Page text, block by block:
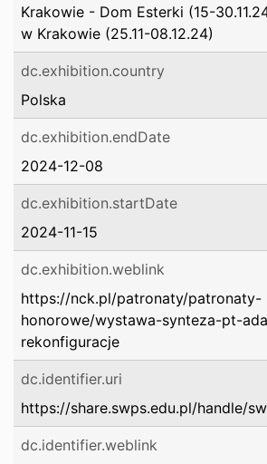
Krakowie - Dom Esterki (15-
w Krakowie (25.11-08.12.24)
dc.exhibition.country
Polska
dc.exhibition.endDate
2024-12-08
dc.exhibition.startDate
2024-11-15
dc.exhibition.weblink
https://nck.pl/patronaty/patronaty-
honorowe/wystawa-synteza-pt-
rekonfiguracje
dc.identifier.uri
https://share.swps.edu.pl/handle/
dc.identifier.weblink